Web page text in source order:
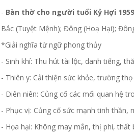
- Bàn thờ cho người tuổi Kỷ Hợi 1959
Bắc (Tuyệt Mệnh); Đông (Hoạ Hại);
*Giải nghĩa từ ngữ phong thủy
- Sinh khí: Thu hút tài lộc, danh tiếng,
- Thiên y: Cải thiện sức khỏe, trường thọ
- Diên niên: Củng cố các mối quan hệ
- Phục vị: Củng cố sức mạnh tinh thần,
- Họa hại: Không may mắn, thị phi, thất